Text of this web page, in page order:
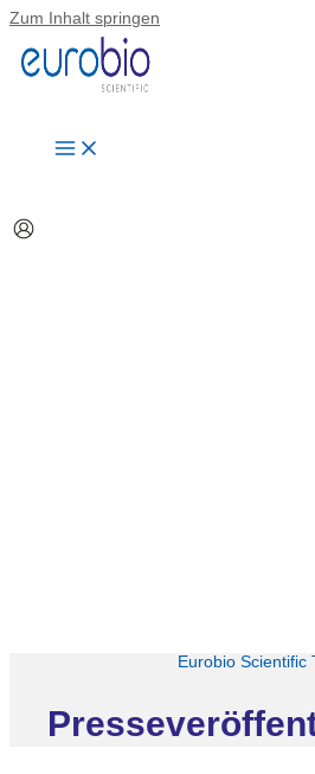
Zum Inhalt springen
Eurobio Scientific